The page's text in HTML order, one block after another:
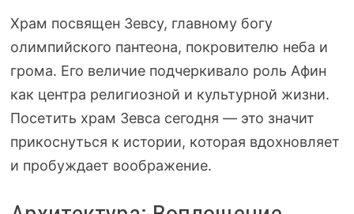
Храм посвящен Зевсу, главному богу
олимпийского пантеона, покровителю неба и
грома. Его величие подчеркивало роль Афин
как центра религиозной и культурной жизни.
Посетить храм Зевса сегодня — это значит
прикоснуться к истории, которая вдохновляет
и пробуждает воображение.